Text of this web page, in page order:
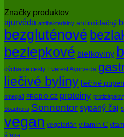
Značky produktov
ajurvéda antibakteriálny antioxidačný
bezgluténové
bezlepkové bielkoviny
dýchacie cesty Everest Ayurveda
liečivé byliny liečivé
omega3 PROBIO CZ proteíny
Soaphoria Sonnentor sypaný čaj
vegan vegetarián vitamín C
šťava